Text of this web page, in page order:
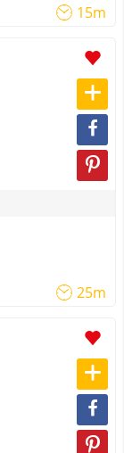
15m
25m